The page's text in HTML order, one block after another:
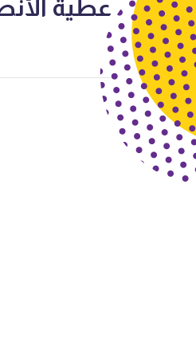
عطية